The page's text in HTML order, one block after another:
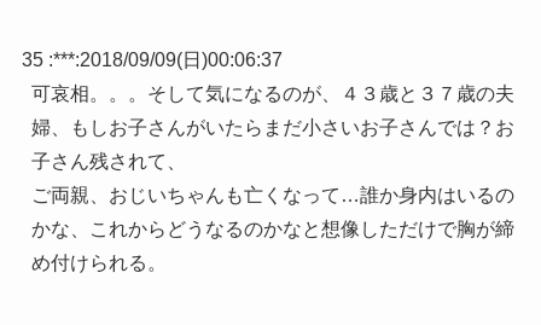
35 :***:2018/09/09(日)00:06:37
可哀相。。。そして気になるのが、４３歳と３７歳の夫
婦、もしお子さんがいたらまだ小さいお子さんでは？お
子さん残されて、
ご両親、おじいちゃんも亡くなって…誰か身内はいるの
かな、これからどうなるのかなと想像しただけで胸が締
め付けられる。